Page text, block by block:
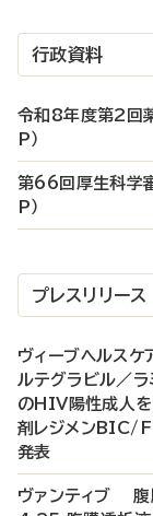
行政資料
令和8年度第2回
P）
第66回厚生科学
P）
プレスリリース
ヴィーブヘルスケ
ルテグラビル／ラ
のHIV陽性成人を
剤レジメンBIC/
発表
ヴァンティブ 腹